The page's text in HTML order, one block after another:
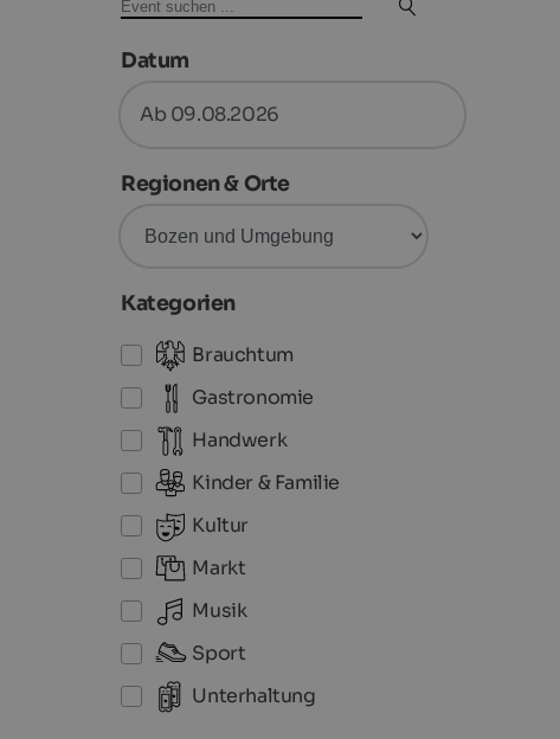
Datum
Ab 09.08.2026
Regionen & Orte
Kategorien
Brauchtum
Gastronomie
Handwerk
Kinder & Familie
Kultur
Markt
Musik
Sport
Unterhaltung